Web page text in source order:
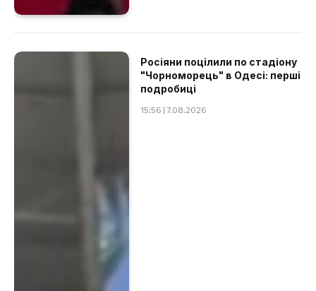
Росіяни поцілили по стадіону
"Чорноморець" в Одесі: перші
подробиці
15:56 | 7.08.2026